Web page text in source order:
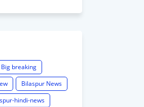
Big breaking
Bilaspur News
hindi-news